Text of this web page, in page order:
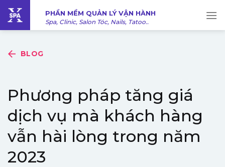
Bỏ
qua
nội
PHẦN MỀM QUẢN LÝ VẬN HÀNH
Spa, Clinic, Salon Tóc, Nails, Tatoo..
BLOG
Phương pháp tăng giá
dịch vụ mà khách hàng
vẫn hài lòng trong năm
2023